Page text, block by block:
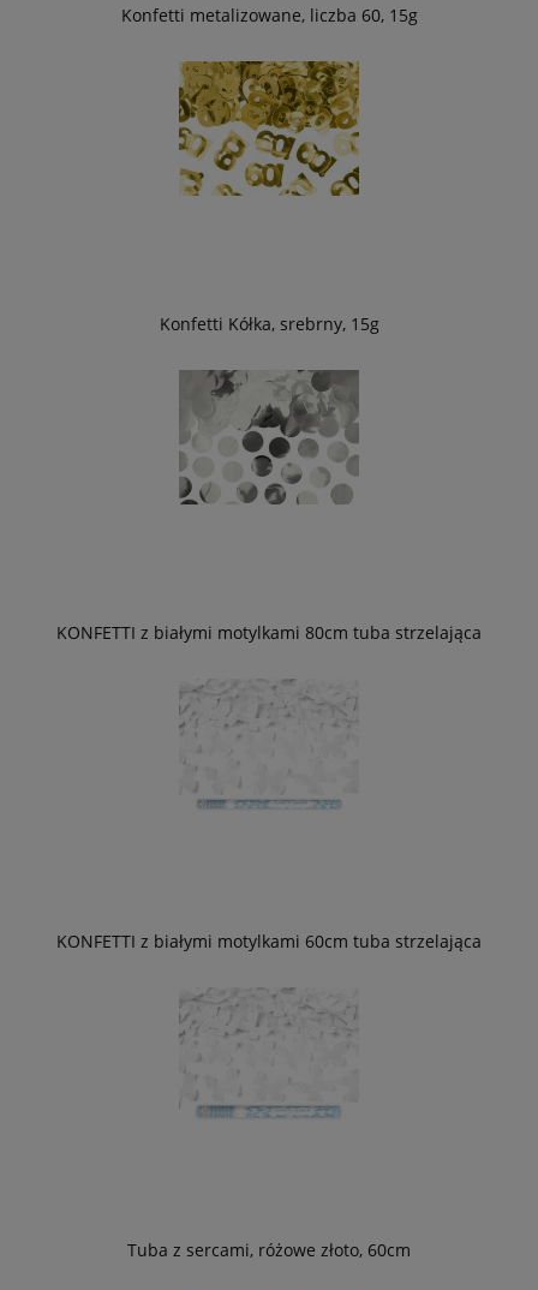
Konfetti metalizowane, liczba 60, 15g
Konfetti Kółka, srebrny, 15g
KONFETTI z białymi motylkami 80cm tuba strzelająca
KONFETTI z białymi motylkami 60cm tuba strzelająca
Tuba z sercami, różowe złoto, 60cm